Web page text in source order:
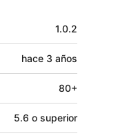
1.0.2
hace 3 años
80+
5.6 o superior